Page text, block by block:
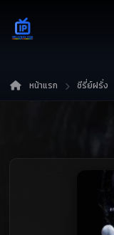
หน้าแรก ซีรี่ย์ฝรั่ง